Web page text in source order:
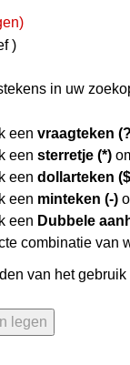
)
in uw
een vraagteken
een sterretje (*)
een dollarteken
een minteken (-)
een Dubbele
combinatie van
van het
legen